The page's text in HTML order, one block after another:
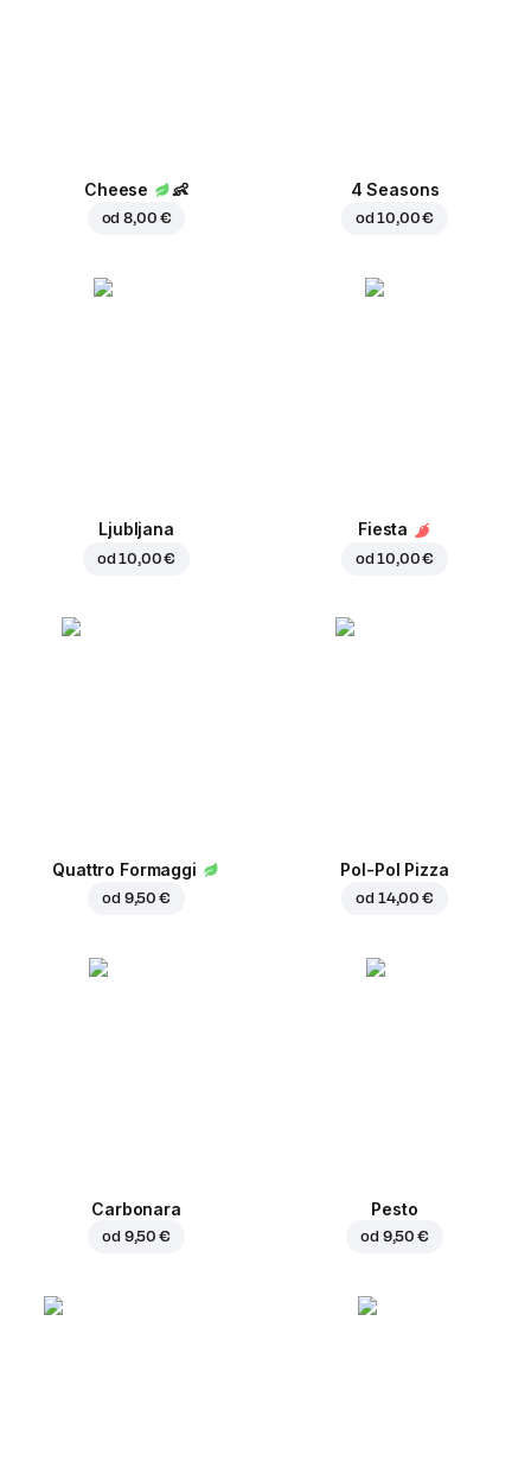
Cheese 👶
od8,00 €
4 Seasons
od10,00 €
Ljubljana
od10,00 €
Fiesta
od10,00 €
Quattro Formaggi
od 9,50 €
Pol-Pol Pizza
od 14,00 €
Carbonara
od 9,50 €
Pesto
od 9,50 €